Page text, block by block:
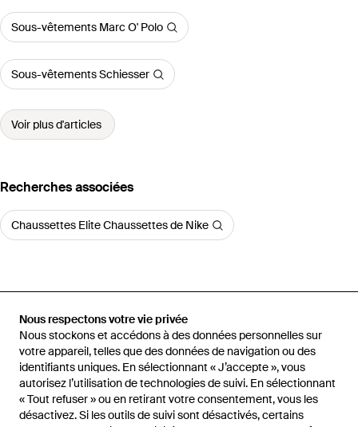
Nous respectons votre vie privée
Nous stockons et accédons à des données personnelles sur
votre appareil, telles que des données de navigation ou des
identifiants uniques. En sélectionnant « J’accepte », vous
autorisez l’utilisation de technologies de suivi. En sélectionnant
« Tout refuser » ou en retirant votre consentement, vous les
désactivez. Si les outils de suivi sont désactivés, certains
Sous-vêtements Marc O' Polo
Sous-vêtements Schiesser
Voir plus d'articles
Recherches associées
Chaussettes Elite Chaussettes de Nike
Accueil Sous-vêtements homme
Chaussettes Paquet de 9